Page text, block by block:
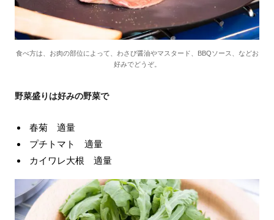
食べ方は、お肉の部位によって、わさび醤油やマスタード、BBQソース、などお
好みでどうぞ。
野菜盛りは好みの野菜で
春菊 適量
プチトマト 適量
カイワレ大根 適量